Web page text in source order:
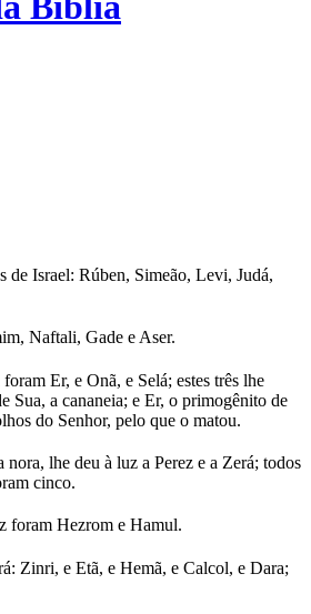
de Israel: Rúben, Simeão, Levi, Judá,
Naftali, Gade e Aser.
Er, e Onã, e Selá; estes três lhe
Sua, a cananeia; e Er, o primogênito de
do Senhor, pelo que o matou.
nora, lhe deu à luz a Perez e a Zerá; todos
cinco.
foram Hezrom e Hamul.
Zinri, e Etã, e Hemã, e Calcol, e Dara;